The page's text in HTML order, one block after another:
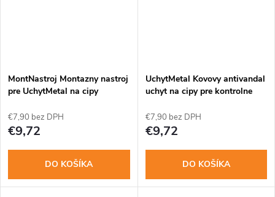
MontNastroj Montazny nastroj
pre UchytMetal na cipy
€7,90 bez DPH
€9,72
DO KOŠÍKA
UchytMetal Kovovy antivandal
uchyt na cipy pre kontrolne
€7,90 bez DPH
€9,72
DO KOŠÍKA